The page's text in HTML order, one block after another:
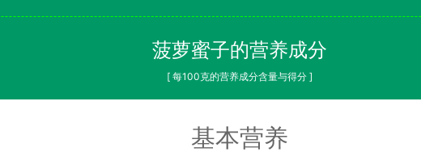
菠萝蜜子的营养成分
[ 每100克的营养成分含量与得分 ]
基本营养